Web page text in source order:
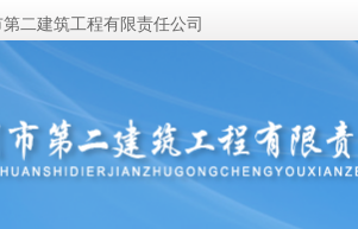
二建筑工程有限责任公司